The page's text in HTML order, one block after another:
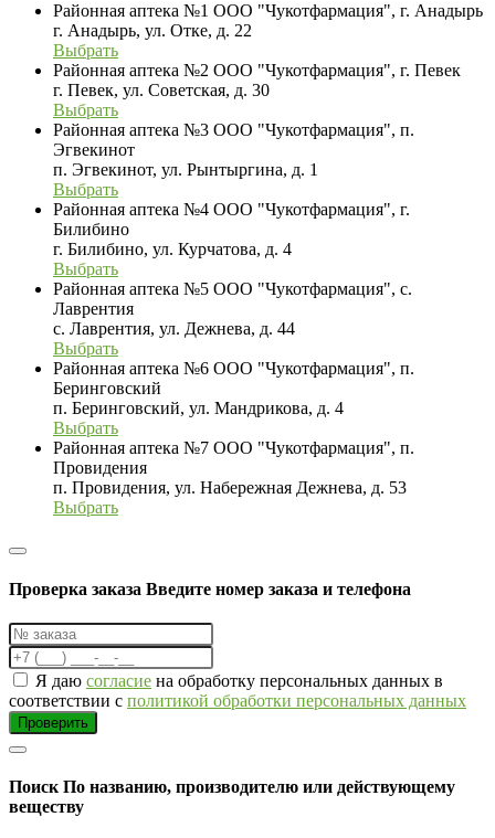
Районная аптека №1 ООО "Чукотфармация", г. Анадырь
г. Анадырь, ул. Отке, д. 22
Выбрать
Районная аптека №2 ООО "Чукотфармация", г. Певек
г. Певек, ул. Советская, д. 30
Выбрать
Районная аптека №3 ООО "Чукотфармация", п.
Эгвекинот
п. Эгвекинот, ул. Рынтыргина, д. 1
Выбрать
Районная аптека №4 ООО "Чукотфармация", г.
Билибино
г. Билибино, ул. Курчатова, д. 4
Выбрать
Районная аптека №5 ООО "Чукотфармация", с.
Лаврентия
с. Лаврентия, ул. Дежнева, д. 44
Выбрать
Районная аптека №6 ООО "Чукотфармация", п.
Беринговский
п. Беринговский, ул. Мандрикова, д. 4
Выбрать
Районная аптека №7 ООО "Чукотфармация", п.
Провидения
п. Провидения, ул. Набережная Дежнева, д. 53
Выбрать
Проверка заказа Введите номер заказа и телефона
Я даю согласие на обработку персональных данных в
соответствии с политикой обработки персональных данных
Проверить
Поиск По названию, производителю или действующему
веществу